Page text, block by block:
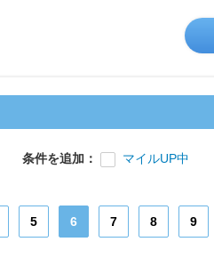
条件を追加： マイルUP中
5 6 7 8 9